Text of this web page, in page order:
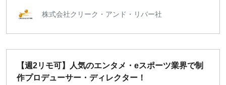
1,500
指定なし 検索
株式会社クリーク・アンド・リバー社
【週2リモ可】人気のエンタメ・eスポーツ業界で制
作プロデューサー・ディレクター！